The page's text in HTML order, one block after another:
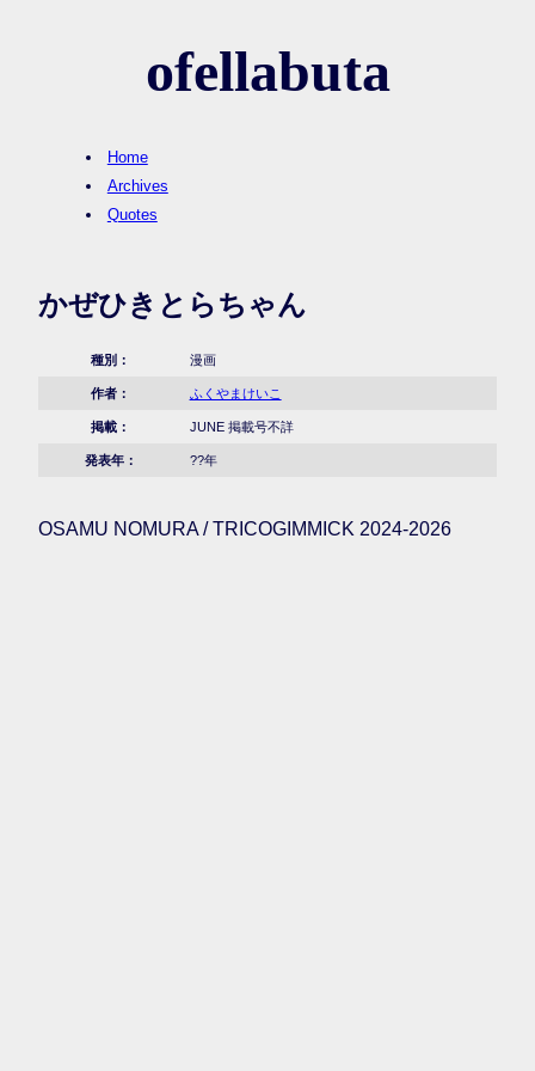
ofellabuta
Home
Archives
Quotes
かぜひきとらちゃん
種別： 漫画
作者： ふくやまけいこ
掲載： JUNE 掲載号不詳
発表年： ??年
OSAMU NOMURA / TRICOGIMMICK 2024-2026